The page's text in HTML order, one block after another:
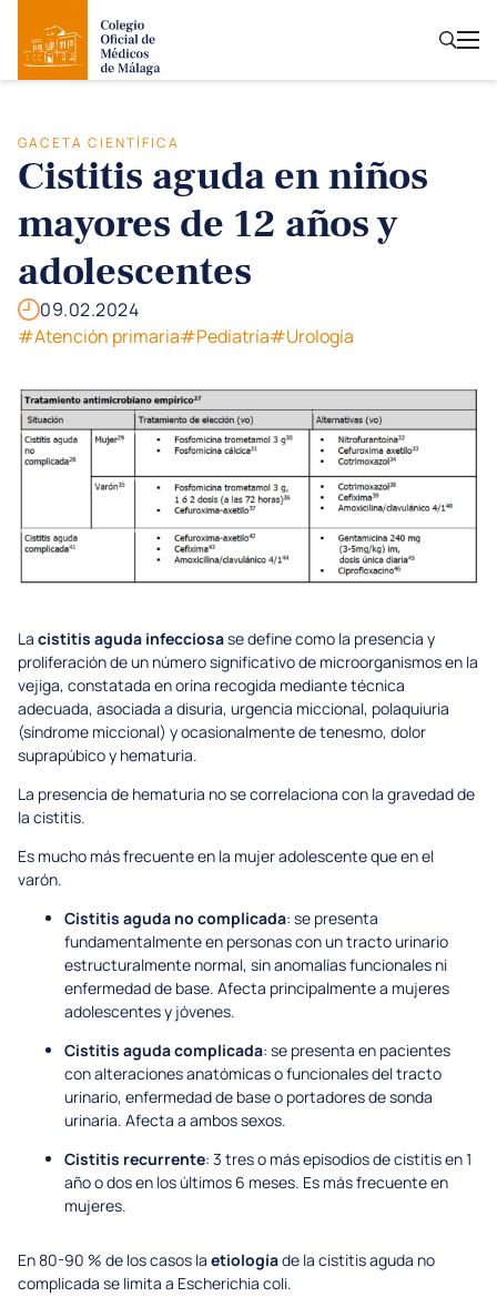
GACETA CIENTÍFICA
Cistitis aguda en niños
mayores de 12 años y
adolescentes
09.02.2024
#Atención primaria#Pediatría#Urología
La cistitis aguda infecciosase define como la presencia y
proliferación de un número significativo de microorganismos en la
vejiga, constatada en orina recogida mediante técnica
adecuada, asociada a disuria, urgencia miccional, polaquiuria
(síndrome miccional) y ocasionalmente de tenesmo, dolor
suprapúbico y hematuria.
La presencia de hematuria no se correlaciona con la gravedad de
la cistitis.
Es mucho más frecuente en la mujer adolescente que en el
varón.
Cistitis aguda no complicada: se presenta
fundamentalmente en personas con un tracto urinario
estructuralmente normal, sin anomalías funcionales ni
enfermedad de base. Afecta principalmente a mujeres
adolescentes y jóvenes.
Cistitis aguda complicada: se presenta en pacientes
con alteraciones anatómicas o funcionales del tracto
urinario, enfermedad de base o portadores de sonda
urinaria. Afecta a ambos sexos.
Cistitis recurrente: 3 tres o más episodios de cistitis en 1
año o dos en los últimos 6 meses. Es más frecuente en
mujeres.
En 80-90 % de los casos la etiologíade la cistitis aguda no
complicada se limita a Escherichia coli.